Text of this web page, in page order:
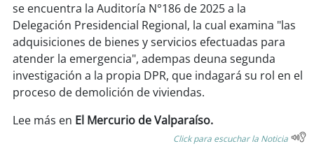
soy osorno
soy puertomontt
se encuentra la Auditoría N°186 de 2025 a la
Delegación Presidencial Regional, la cual examina "las
adquisiciones de bienes y servicios efectuadas para
atender la emergencia", adempas deuna segunda
investigación a la propia DPR, que indagará su rol en el
proceso de demolición de viviendas.
Lee más en El Mercurio de Valparaíso.
Click para escuchar la Noticia